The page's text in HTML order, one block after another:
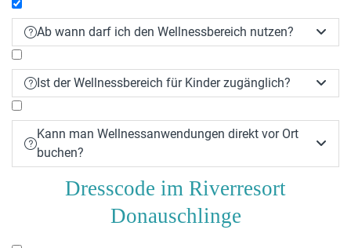
Ab wann darf ich den Wellnessbereich nutzen? 
Am Anreisetag ab 10:00 Uhr und am Abreisetag
bis 18:00 Uhr kostenfrei
Ist der Wellnessbereich für Kinder zugänglich? 

Kann man Wellnessanwendungen direkt vor Ort
buchen?

Dresscode im Riverresort
Donauschlinge